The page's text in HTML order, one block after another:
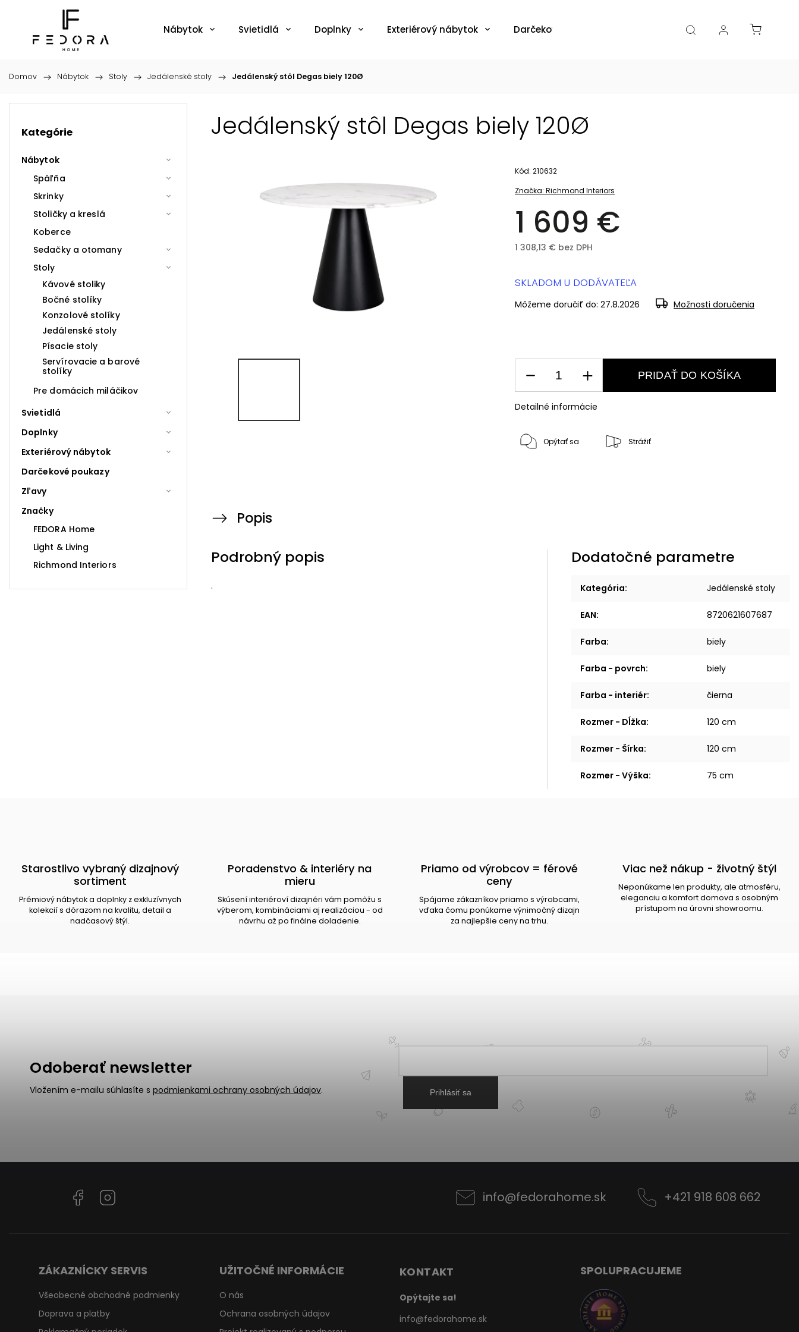
Nábytok Svietidlá Doplnky Exteriérový nábytok Darčekové poukazy Katalógy Blogy
Domov / Nábytok / Stoly / Jedálenské stoly / Jedálenský stôl Degas biely 120Ø
Kategórie
Nábytok
Spáľňa
Skrinky
Stoličky a kreslá
Koberce
Sedačky a otomany
Stoly
Kávové stoliky
Bočné stolíky
Konzolové stolíky
Jedálenské stoly
Písacie stoly
Servírovacie a barové
stolíky
Pre domácich miláčikov
Svietidlá
Doplnky
Exteriérový nábytok
Darčekové poukazy
Zľavy
Značky
FEDORA Home
Light & Living
Richmond Interiors
Jedálenský stôl Degas biely 120Ø
Značka: Richmond Interiors
1 609 €
1 308,13 € bez DPH
Kód: 210632
SKLADOM U DODÁVATEĽA
Môžeme doručiť do: 27.8.2026 Možnosti doručenia
PRIDAŤ DO KOŠÍKA
Detailné informácie
Opýtať sa Strážiť
Popis
Podrobný popis
.
Dodatočné parametre
Kategória: Jedálenské stoly
EAN: 8720621607687
Farba: biely
Farba - povrch: biely
Farba - interiér: čierna
Rozmer - Dĺžka: 120 cm
Rozmer - Šírka: 120 cm
Rozmer - Výška: 75 cm
Starostlivo vybraný dizajnový
sortiment
Prémiový nábytok a doplnky z exkluzívnych
kolekcií s dôrazom na kvalitu, detail a
nadčasový štýl.
Poradenstvo & interiéry na
mieru
Skúsení interiéroví dizajnéri vám pomôžu s
výberom, kombináciami aj realizáciou - od
návrhu až po finálne doladenie.
Priamo od výrobcov = férové
ceny
Spájame zákazníkov priamo s výrobcami,
vďaka čomu ponúkame výnimočný dizajn
za najlepšie ceny na trhu.
Viac než nákup - životný štýl
Neponúkame len produkty, ale atmosféru,
eleganciu a komfort domova s osobným
prístupom na úrovni showroomu.
Odoberať newsletter
Vložením e-mailu súhlasíte s podmienkami ochrany osobných údajov. Prihlásiť sa
Facebook info@fedorahome.sk +421 918 608 662
ZÁKAZNÍCKY SERVIS
Všeobecné obchodné podmienky
Doprava a platby
UŽITOČNÉ INFORMÁCIE
O nás
Ochrana osobných údajov
KONTAKT
Opýtajte sa!
info@fedorahome.sk
SPOLUPRACUJEME